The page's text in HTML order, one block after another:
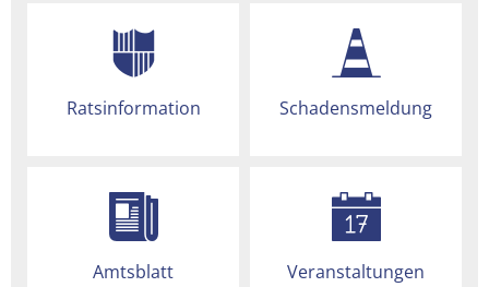
Ratsinformation Schadensmeldung
Amtsblatt Veranstaltungen